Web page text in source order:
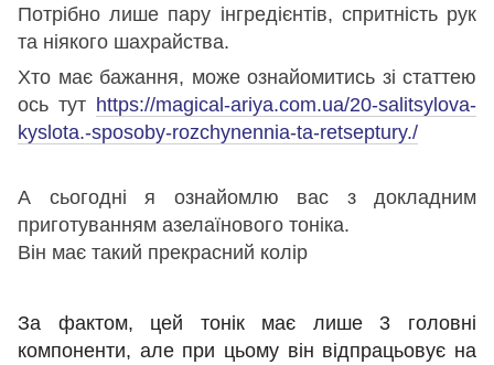
Потрібно лише пару інгредієнтів, спритність рук
та ніякого шахрайства.
Хто має бажання, може ознайомитись зі статтею
ось тут https://magical-ariya.com.ua/20-salitsylova-
kyslota.-sposoby-rozchynennia-ta-retseptury./
А сьогодні я ознайомлю вас з докладним
приготуванням азелаїнового тоніка.
Він має такий прекрасний колір
За фактом, цей тонік має лише 3 головні
компоненти, але при цьому він відпрацьовує на